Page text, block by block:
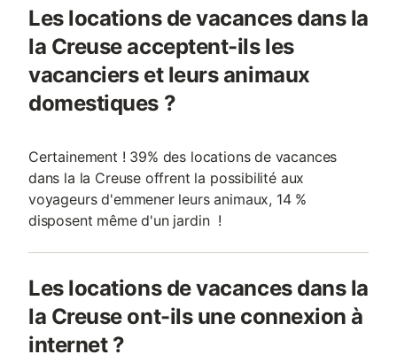
Les locations de vacances dans la
la Creuse acceptent-ils les
vacanciers et leurs animaux
domestiques ?
Certainement ! 39% des locations de vacances
dans la la Creuse offrent la possibilité aux
voyageurs d'emmener leurs animaux, 14 %
disposent même d'un jardin !
Les locations de vacances dans la
la Creuse ont-ils une connexion à
internet ?